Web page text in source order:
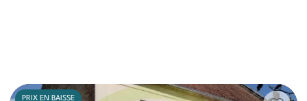
PRIX EN BAISSE